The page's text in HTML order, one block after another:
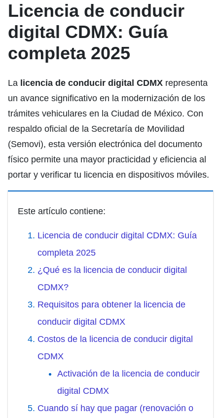
Licencia de conducir
digital CDMX: Guía
completa 2025
La licencia de conducir digital CDMX representa
un avance significativo en la modernización de los
trámites vehiculares en la Ciudad de México. Con
respaldo oficial de la Secretaría de Movilidad
(Semovi), esta versión electrónica del documento
físico permite una mayor practicidad y eficiencia al
portar y verificar tu licencia en dispositivos móviles.
Este artículo contiene:
Licencia de conducir digital CDMX: Guía
completa 2025
¿Qué es la licencia de conducir digital
CDMX?
Requisitos para obtener la licencia de
conducir digital CDMX
Costos de la licencia de conducir digital
CDMX
Activación de la licencia de conducir
digital CDMX
Cuando sí hay que pagar (renovación o